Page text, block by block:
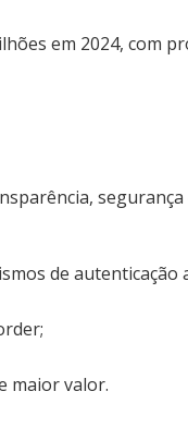
em 2024, com
de autenticação
maior valor.